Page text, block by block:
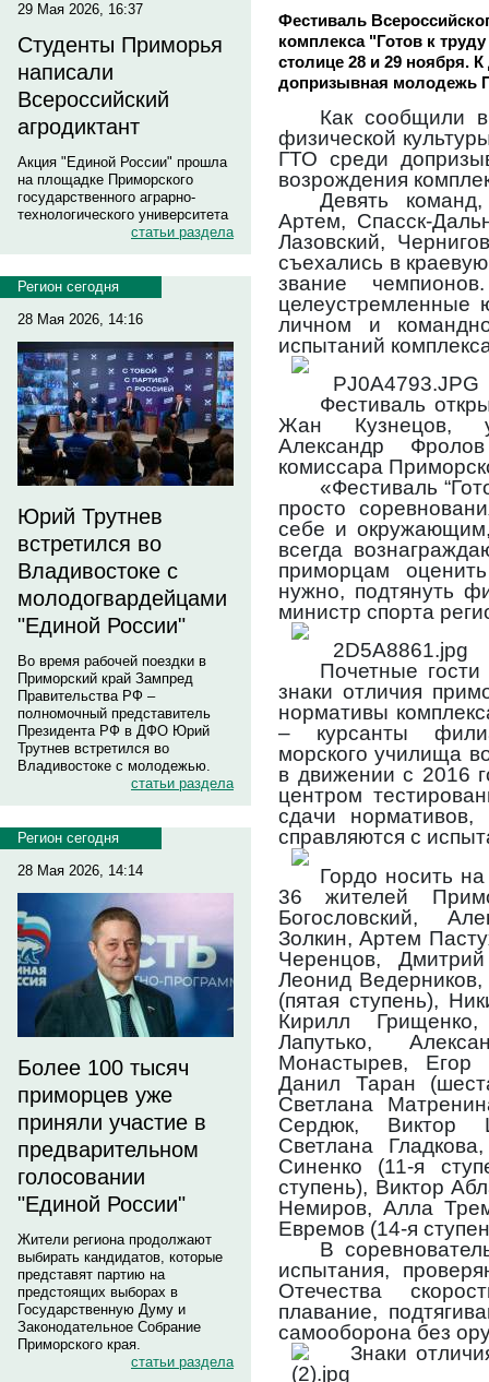
29 Мая 2026, 16:37
Студенты Приморья
написали
Всероссийский
агродиктант
Акция "Единой России" прошла
на площадке Приморского
государственного аграрно-
технологического университета
статьи раздела
Регион сегодня
28 Мая 2026, 14:16
Юрий Трутнев
встретился во
Владивостоке с
молодогвардейцами
"Единой России"
Во время рабочей поездки в
Приморский край Зампред
Правительства РФ –
полномочный представитель
Президента РФ в ДФО Юрий
Трутнев встретился во
Владивостоке с молодежью.
статьи раздела
Регион сегодня
28 Мая 2026, 14:14
Более 100 тысяч
приморцев уже
приняли участие в
предварительном
голосовании
"Единой России"
Жители региона продолжают
выбирать кандидатов, которые
представят партию на
предстоящих выборах в
Государственную Думу и
Законодательное Собрание
Приморского края.
статьи раздела
Фестиваль
комплекса "Готов к
столице 28 и 29 ноября.
допризывная молодежь
Как сообщили
физической
ГТО среди
возрождения
Девять
Артем, Спасск-
Лазовский,
съехались в
звание
целеустремленные
личном и
испытаний
Фестиваль
Жан Кузнецов,
Александр
комиссара
«Фестиваль
просто
себе и
всегда
приморцам
нужно, подтянуть
министр спорта
Почетные
знаки отличия
нормативы
– курсанты
морского училища
в движении с 2016
центром
сдачи
справляются с
Гордо носить
36 жителей
Богословский,
Золкин, Артем
Черенцов,
Леонид
(пятая ступень),
Кирилл
Лапутько,
Монастырев, Егор
Данил Таран
Светлана
Сердюк, Виктор
Светлана
Синенко (11-я
ступень), Виктор
Немиров, Алла
Евремов (14-я
В
испытания,
Отечества
плавание,
самооборона без